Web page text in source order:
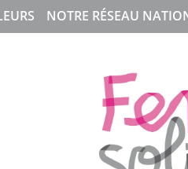
NOTRE RÉSEAU